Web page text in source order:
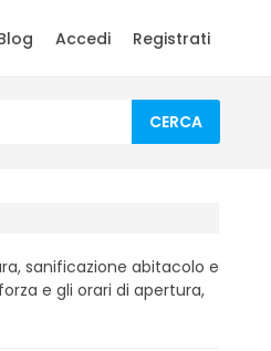
Accedi Registrati
CERCA
sanificazione abitacolo e
e gli orari di apertura,